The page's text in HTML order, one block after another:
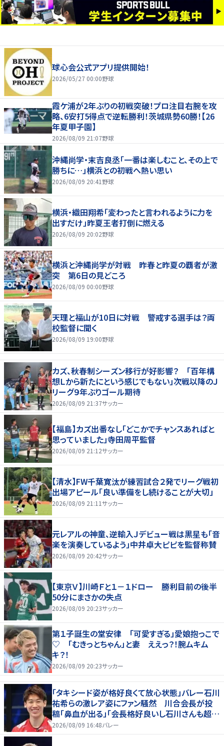
球心会公式アプリ提供開始！
2026/05/27 00:00野球
霞ケ浦が2年ぶりの初戦突破！プロ注目右腕を攻
略、6安打5得点で逆転勝利！茨城県勢60勝！【26
年夏甲子園】
2026/08/09 21:07野球
沖縄尚学・末吉良丞「一番は楽しむこと、その上で
勝ちに…」横浜との初戦へ熱い思い
2026/08/09 20:41 野球
横浜・織田翔希「変わったと言われるように力を
出すだけ」昨夏王者打倒に燃える
2026/08/09 20:02野球
横浜と沖縄尚学が対戦 昨春と昨夏の覇者が激
突 第6日の見どころ
2026/08/09 00:00野球
天理と福山が10日に対戦 警戒する選手は？両
校監督に聞く
2026/08/09 19:00野球
カズ、秋春制シーズン移行が好影響？ 「百年構
想Ｌから新たにという感じでもない」次戦以降のＪ
リーグ９年ぶりゴール期待
2026/08/09 21:37サッカー
【福島】カズ出番なし「どこかでチャンスあればと
思っていました」寺田周平監督
2026/08/09 21:12サッカー
【清水】FW千葉寛汰が練習試合２発でリーグ戦初
出場アピール「良い準備をし続けることが大切」
2026/08/09 21:11サッカー
元レアルの神童、逆輸入Ｊデビュー戦は黒星も「音
楽を演奏しているよう」中井卓大ピピを監督称賛
2026/08/09 20:42サッカー
【東京Ｖ】川崎Ｆと１－１ドロー 勝利目前の後半
50分にまさかの失点
2026/08/09 20:23サッカー
第１子誕生の堂安律 「可愛すぎる」愛娘抱っこで
♡ 「むきっとちゃん」と妻 ええっ？！腕ムキム
キ？！
2026/08/09 20:23サッカー
「タキシード姿が格好良くて放心状態」バレー石川
祐希らの激レア姿にファン騒然 川合会長が投
稿「鼻血が出る」「会長格好良いし石川さんも超格
好いい」
2026/08/09 16:48バレー